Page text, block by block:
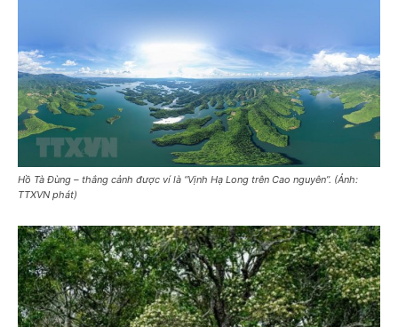
Hồ Tà Đùng – thắng cảnh được ví là “Vịnh Hạ Long trên Cao nguyên”. (Ảnh:
TTXVN phát)